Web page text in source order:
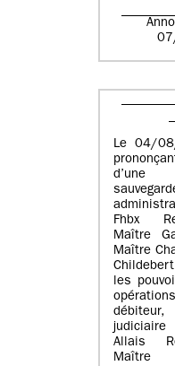
Le 04/
d’une
Fhbx
Maître
Maître
les
Allais
Maître